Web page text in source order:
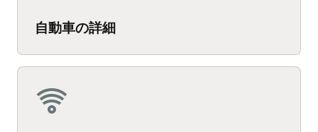
自動車の詳細